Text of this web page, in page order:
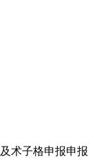
及术子格申报申报